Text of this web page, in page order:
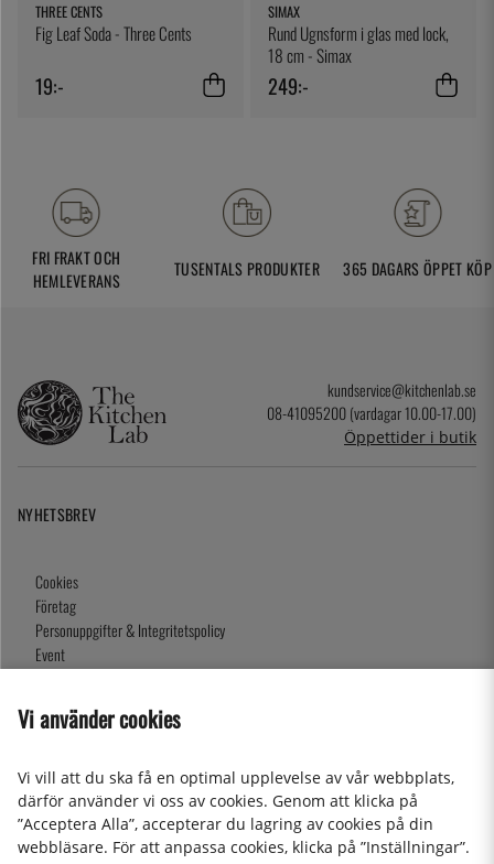
THREE CENTS
Fig Leaf Soda - Three Cents
19:-
SIMAX
Rund Ugnsform i glas med lock,
18 cm - Simax
249:-
FRI FRAKT OCH
HEMLEVERANS
TUSENTALS PRODUKTER 365 DAGARS ÖPPET KÖP
kundservice@kitchenlab.se
08-41095200 (vardagar 10.00-17.00)
Öppettider i butik
NYHETSBREV
Cookies
Företag
Personuppgifter & Integritetspolicy
Event
Presentkort
2026 KitchenLab AB
Vi använder cookies
Vi vill att du ska få en optimal upplevelse av vår webbplats,
därför använder vi oss av cookies. Genom att klicka på
”Acceptera Alla”, accepterar du lagring av cookies på din
webbläsare. För att anpassa cookies, klicka på ”Inställningar”.